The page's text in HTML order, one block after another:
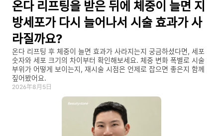
온다 리프팅을 받은 뒤에 체중이 늘면 지
방세포가 다시 늘어나서 시술 효과가 사
라질까요?
온다 리프팅 후 체중이 늘면 효과가 사라지는지 궁금하셨다면, 세포
숫자와 세포 크기의 차이부터 확인해보세요. 체중 변화 폭별로 시술
부위가 어떻게 보이는지, 재시술 시점은 언제로 잡으면 좋은지 함께
짚어봤어요.
2026年8月5日